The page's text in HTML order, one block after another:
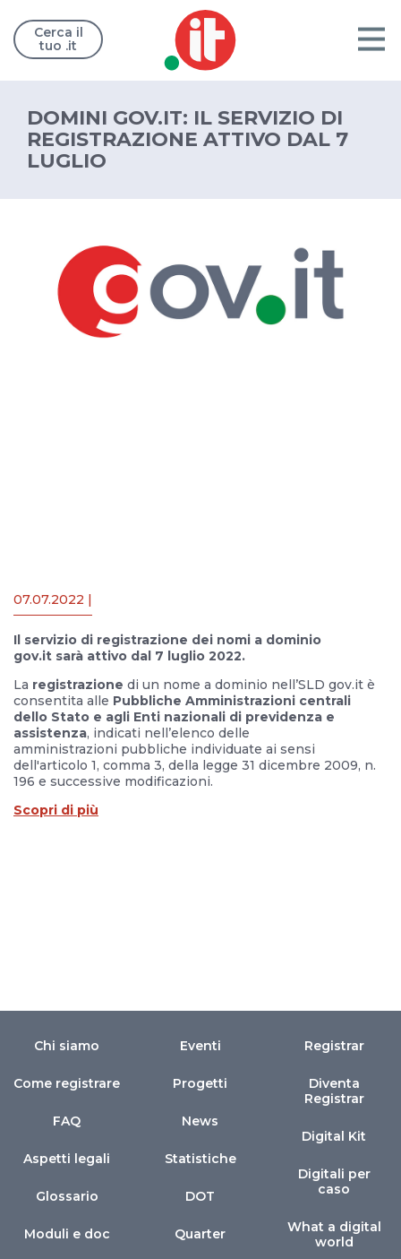
Cerca il
tuo .it
DOMINI GOV.IT: IL SERVIZIO DI
REGISTRAZIONE ATTIVO DAL 7
LUGLIO
07.07.2022 |
Il servizio di registrazione dei nomi a dominio
gov.it sarà attivo dal 7 luglio 2022.
La registrazione di un nome a dominio nell’SLD gov.it è
consentita alle Pubbliche Amministrazioni centrali
dello Stato e agli Enti nazionali di previdenza e
assistenza, indicati nell’elenco delle
amministrazioni pubbliche individuate ai sensi
dell'articolo 1, comma 3, della legge 31 dicembre 2009, n.
196 e successive modificazioni.
Scopri di più
Chi siamo
Come registrare
FAQ
Aspetti legali
Glossario
Moduli e doc
Eventi
Progetti
News
Statistiche
DOT
Quarter
Registrar
Diventa
Registrar
Digital Kit
Digitali per
caso
What a digital
world